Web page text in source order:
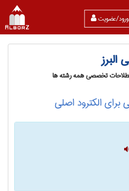
ورود/عضویت
تخصصی همه رشته ها
الکترود اصلی